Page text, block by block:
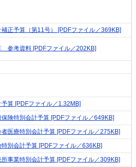
補正予算（第11号） [PDFファイル／369KB]
参考資料 [PDFファイル／202KB]
予算 [PDFファイル／1.32MB]
保険特別会計予算 [PDFファイル／649KB]
者医療特別会計予算 [PDFファイル／275KB]
特別会計予算 [PDFファイル／636KB]
所事業特別会計予算 [PDFファイル／309KB]